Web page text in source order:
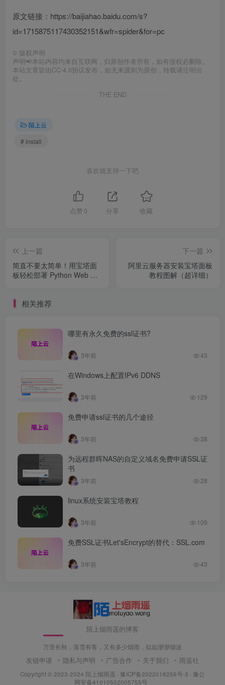
原文链接：https://baijiahao.baidu.com/s?
id=1715875117430352151&wfr=spider&for=pc
© 版权声明
声明📢本站内容均来自互联网，归原创作者所有，如有侵权必删除。
本站文章皆由CC-4.0协议发布，如无来源则为原创，转载请注明出
处。
THE END
陌上云
# install
喜欢就支持一下吧
点赞 0 分享 收藏
上一篇
简直不要太简单！用宝塔面
板轻松部署 Python Web 应
下一篇
阿里云服务器安装宝塔面板
教程图解（超详细）
相关推荐
哪里有永久免费的ssl证书?
3年前 43
在Windows上配置IPv6 DDNS
3年前 129
免费申请ssl证书的几个途径
3年前 38
为远程群晖NAS的自定义域名免费申请SSL证
书
3年前 28
linux系统安装宝塔教程
3年前 109
免费SSL证书Let'sEncrypt的替代：SSL.com
3年前 43
陌上烟雨遥的博客
万里长秋，落雪有客，又有多少烟雨，似如渺渺烟波
友链申请 隐私与声明 广告合作 关于我们 雨遥社
Copyright © 2023-2024 陌上烟雨遥 · 豫ICP备2022018256号-3 · 豫公
网安备41010502005755号 ·